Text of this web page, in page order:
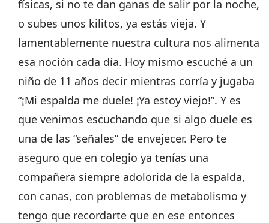
físicas, si no te dan ganas de salir por la noche,
o subes unos kilitos, ya estás vieja. Y
lamentablemente nuestra cultura nos alimenta
esa noción cada día. Hoy mismo escuché a un
niño de 11 años decir mientras corría y jugaba
“¡Mi espalda me duele! ¡Ya estoy viejo!”. Y es
que venimos escuchando que si algo duele es
una de las “señales” de envejecer. Pero te
aseguro que en colegio ya tenías una
compañera siempre adolorida de la espalda,
con canas, con problemas de metabolismo y
tengo que recordarte que en ese entonces